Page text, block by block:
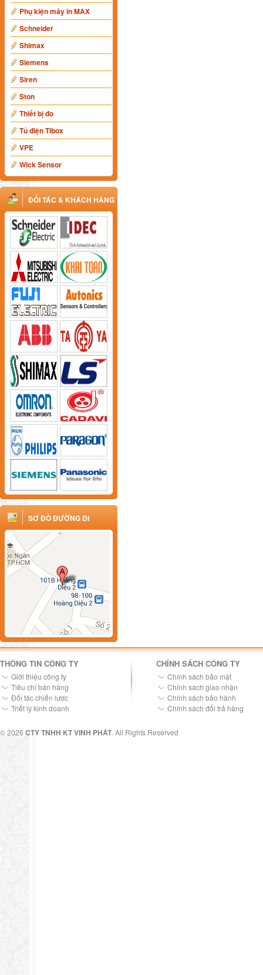
Phụ kiện máy in MAX
Schneider
Shimax
Siemens
Siren
Ston
Thiết bị đo
Tủ điện Tibox
VPE
Wick Sensor
ĐỐI TÁC & KHÁCH HÀNG
SƠ ĐỒ ĐƯỜNG ĐI
THÔNG TIN CÔNG TY
Giới thiệu công ty
Tiêu chí bán hàng
Đối tác chiến lược
Triết lý kinh doanh
CHÍNH SÁCH CÔNG TY
Chính sách bảo mật
Chính sách giao nhận
Chính sách bảo hành
Chính sách đổi trả hàng
© 2026 CTY TNHH KT VINH PHÁT. All Rights Reserved